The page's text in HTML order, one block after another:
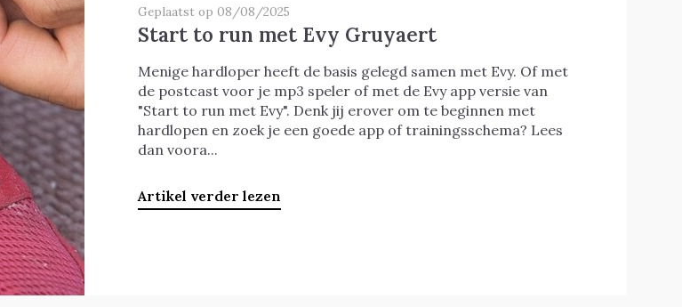
Geplaatst op 08/08/2025
Start to run met Evy Gruyaert
Menige hardloper heeft de basis gelegd samen met Evy. Of met
de postcast voor je mp3 speler of met de Evy app versie van
"Start to run met Evy". Denk jij erover om te beginnen met
hardlopen en zoek je een goede app of trainingsschema? Lees
dan voora...
Artikel verder lezen